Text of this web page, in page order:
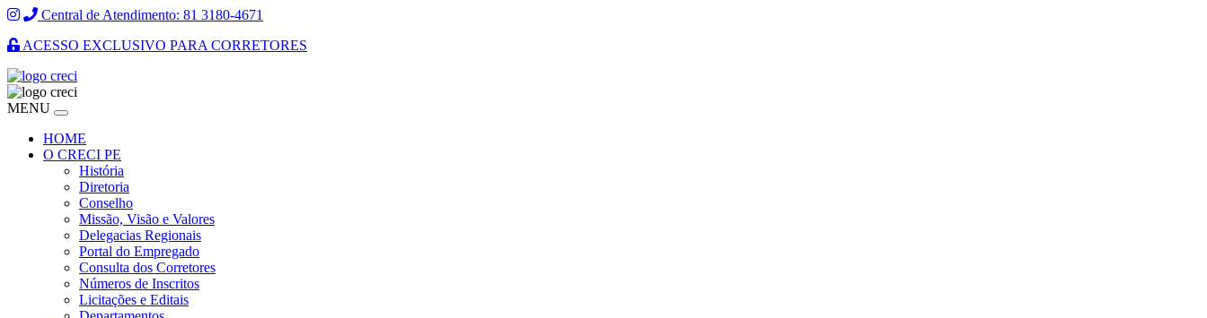
Central de Atendimento: 81 3180-4671
ACESSO EXCLUSIVO PARA CORRETORES
MENU
HOME
O CRECI PE
História
Diretoria
Conselho
Missão, Visão e Valores
Delegacias Regionais
Portal do Empregado
Consulta dos Corretores
Números de Inscritos
Licitações e Editais